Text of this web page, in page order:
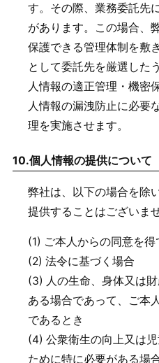
す。その際、業務委託先
があります。この場合、
保護できる管理体制を敷
として委託先を厳選した
人情報の適正管理・機密
人情報の漏洩防止に必要
理を実施させます。
10.個人情報の提供について
弊社は、以下の場合を除
提供することはございませ
(1) ご本人からの同意を得
(2) 法令に基づく場合
(3) 人の生命、身体又は
ある場合であって、ご本
であるとき
(4) 公衆衛生の向上又は
ために特に必要がある場